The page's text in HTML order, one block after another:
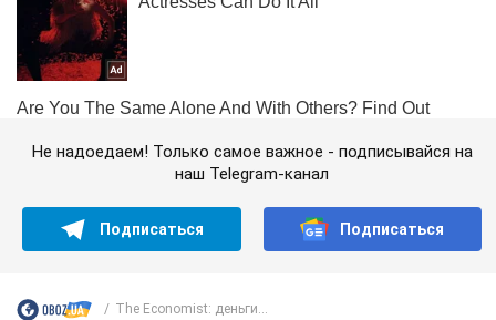
Не надоедаем! Только самое важное - подписывайся на
наш Telegram-канал
Подписаться Подписаться
The Economist: деньги...